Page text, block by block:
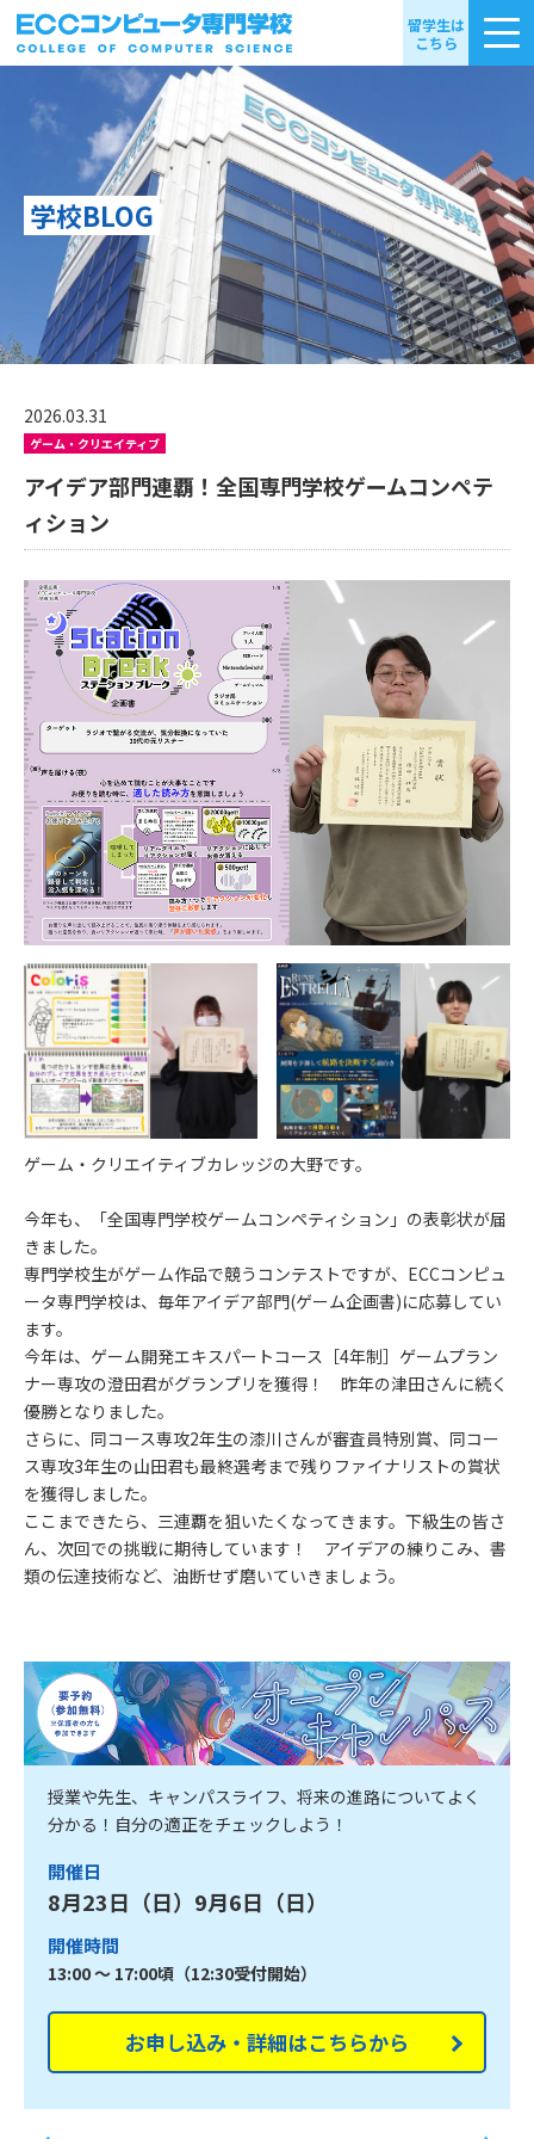
留学生は
こちら
学校BLOG
2026.03.31
ゲーム・クリエイティブ
アイデア部門連覇！全国専門学校ゲームコンペテ
ィション
ゲーム・クリエイティブカレッジの大野です。
今年も、「全国専門学校ゲームコンペティション」の表彰状が届
きました。
専門学校生がゲーム作品で競うコンテストですが、ECCコンピュ
ータ専門学校は、毎年アイデア部門(ゲーム企画書)に応募してい
ます。
今年は、ゲーム開発エキスパートコース［4年制］ゲームプラン
ナー専攻の澄田君がグランプリを獲得！ 昨年の津田さんに続く
優勝となりました。
さらに、同コース専攻2年生の漆川さんが審査員特別賞、同コー
ス専攻3年生の山田君も最終選考まで残りファイナリストの賞状
を獲得しました。
ここまできたら、三連覇を狙いたくなってきます。下級生の皆さ
ん、次回での挑戦に期待しています！ アイデアの練りこみ、書
類の伝達技術など、油断せず磨いていきましょう。
授業や先生、キャンパスライフ、将来の進路についてよく
分かる！自分の適正をチェックしよう！
開催日
8月23日（日）9月6日（日）
開催時間
13:00 ～ 17:00頃（12:30受付開始）
お申し込み・詳細はこちらから